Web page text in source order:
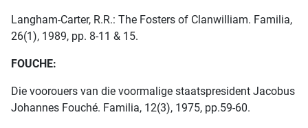
Langham-Carter, R.R.: The Fosters of Clanwilliam. Familia,
26(1), 1989, pp. 8-11 & 15.
FOUCHE:
Die voorouers van die voormalige staatspresident Jacobus
Johannes Fouché. Familia, 12(3), 1975, pp.59-60.